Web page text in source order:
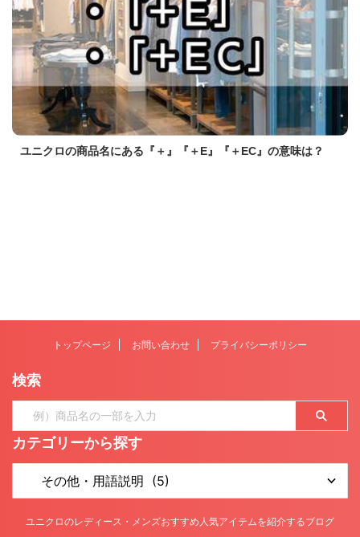
ユニクロの商品名にある『＋』『＋E』『＋EC』の意味は？
トップページ お問い合わせ プライバシーポリシー
検索
カテゴリーから探す
ユニクロのレディース・メンズおすすめ人気アイテムを紹介するブログ